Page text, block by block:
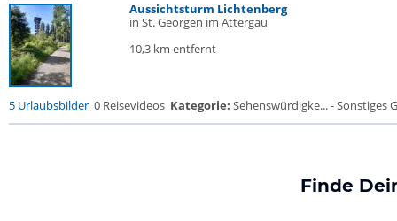
Aussichtsturm Lichtenberg
in St. Georgen im Attergau
10,3 km entfernt
5 Urlaubsbilder 0 Reisevideos Kategorie: Sehenswürdigke... - Sonstiges
Finde